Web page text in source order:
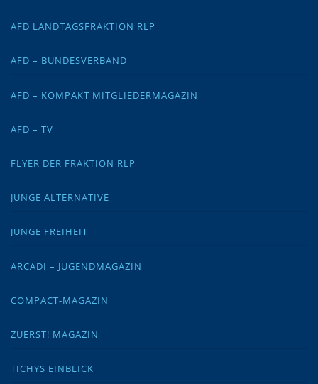
AFD LANDTAGSFRAKTION RLP
AFD – BUNDESVERBAND
AFD – KOMPAKT MITGLIEDERMAGAZIN
AFD – TV
FLYER DER FRAKTION RLP
JUNGE ALTERNATIVE
JUNGE FREIHEIT
ARCADI – JUGENDMAGAZIN
COMPACT-MAGAZIN
ZUERST! MAGAZIN
TICHYS EINBLICK